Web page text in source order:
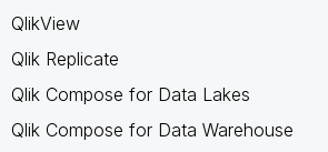
QlikView
Qlik Replicate
Qlik Compose for Data Lakes
Qlik Compose for Data Warehouse